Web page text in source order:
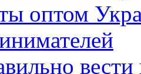
оптом